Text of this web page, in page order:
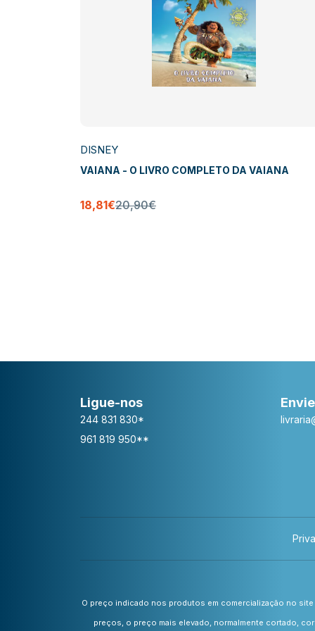
DISNEY
VAIANA - O LIVRO COMPLETO DA VAIANA
18,81€20,90€
Ligue-nos
244 831 830*
961 819 950**
O preço indicado nos produtos em comercialização no
preços, o preço mais elevado, normalmente cortado,